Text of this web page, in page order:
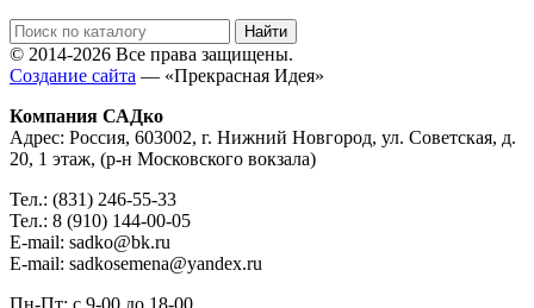
© 2014-2026 Все права защищены.
Создание сайта — «Прекрасная Идея»
Компания САДко
Адрес: Россия, 603002, г. Нижний Новгород, ул. Советская, д.
20, 1 этаж, (р-н Московского вокзала)
Тел.: (831) 246-55-33
Тел.: 8 (910) 144-00-05
E-mail: sadko@bk.ru
E-mail: sadkosemena@yandex.ru
Пн-Пт: с 9-00 до 18-00